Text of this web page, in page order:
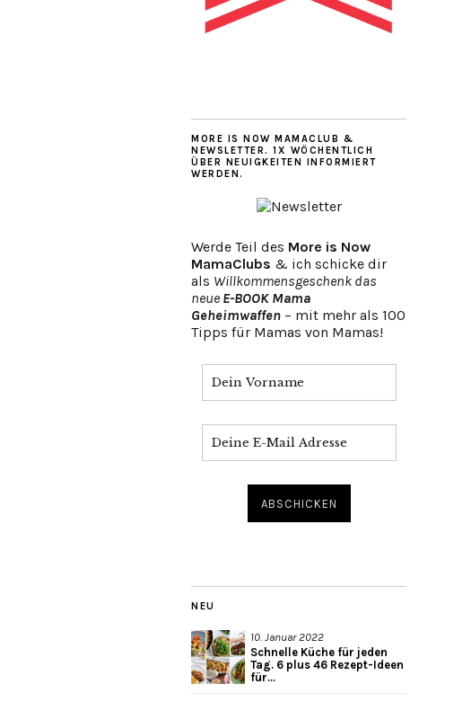
MORE IS NOW MAMACLUB &
NEWSLETTER. 1X WÖCHENTLICH
ÜBER NEUIGKEITEN INFORMIERT
WERDEN.
Werde Teil des More is Now
MamaClubs & ich schicke dir
als Willkommensgeschenk das
neue E-BOOK Mama
Geheimwaffen – mit mehr als 100
Tipps für Mamas von Mamas!
NEU
10. Januar 2022
Schnelle Küche für jeden
Tag. 6 plus 46 Rezept-Ideen
für...